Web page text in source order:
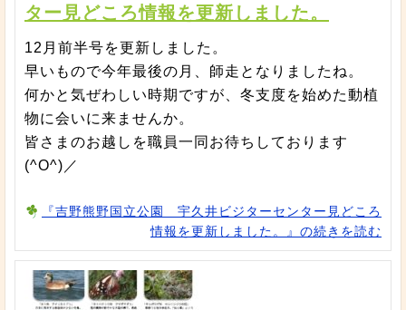
ター見どころ情報を更新しました。
12月前半号を更新しました。
早いもので今年最後の月、師走となりましたね。
何かと気ぜわしい時期ですが、冬支度を始めた動植
物に会いに来ませんか。
皆さまのお越しを職員一同お待ちしております
(^O^)／
『吉野熊野国立公園 宇久井ビジターセンター見どころ
情報を更新しました。』の続きを読む